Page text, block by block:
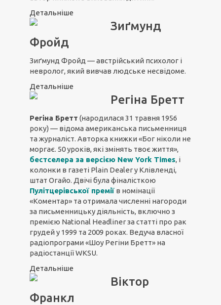
Детальніше
Зиґмунд
Фройд
Зиґмунд Фройд — австрійський психолог і
невролог, який вивчав людське несвідоме.
Детальніше
Регіна Бретт
Регіна Бретт (народилася 31 травня 1956
року) — відома американська письменниця
та журналіст. Авторка книжки «Бог ніколи не
моргає. 50 уроків, які змінять твоє життя»,
бестселера за версією New York Times, і
колонки в газеті Plain Dealer у Клівленді,
штат Огайо. Двічі була фіналісткою
Пулітцерівської премії в номінації
«Коментар» та отримала численні нагороди
за письменницьку діяльність, включно з
премією National Headliner за статті про рак
грудей у 1999 та 2009 роках. Ведуча власної
радіопрограми «Шоу Регіни Бретт» на
радіостанції WKSU.
Детальніше
Віктор
Франкл